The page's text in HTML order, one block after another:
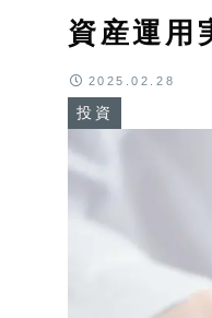
資産運用
投資
2025.02.28